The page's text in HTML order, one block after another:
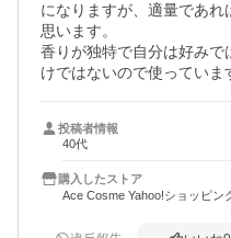
になりますが、適量であれ
思います。
香りが独特で自分は好みで
けではないので使っていま
投稿者情報
40代
購入したストア
Ace Cosme Yahoo!ショッピン